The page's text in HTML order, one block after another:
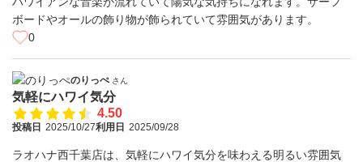
ボードやオールの飾り物が飾られていて雰囲気があります。
0
のりっぺ さん
気軽にハワイ気分
4.50
投稿日 2025/10/27利用日 2025/09/28
ラオハナ西千葉店は、気軽にハワイ気分を味わえる明るい雰囲気